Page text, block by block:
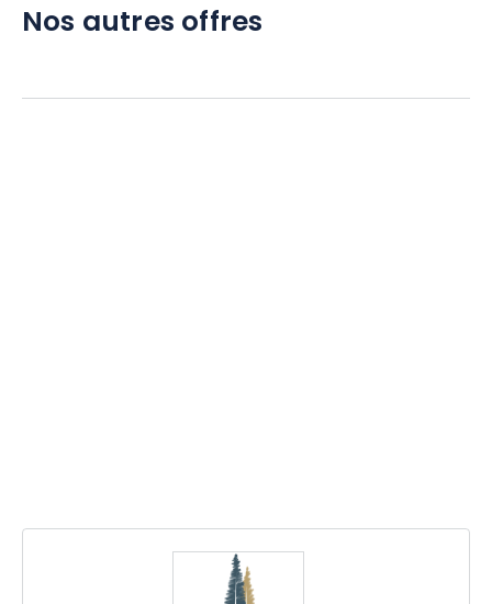
Nos autres offres